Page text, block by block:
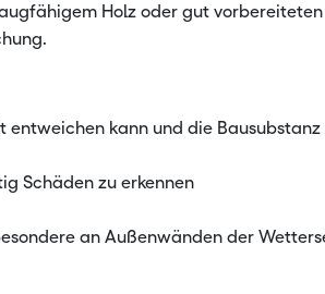
Holz oder gut vorbereiteten
kann und die Bausubstanz
Schäden zu erkennen
an Außenwänden der